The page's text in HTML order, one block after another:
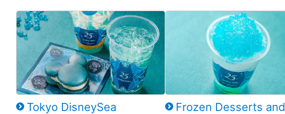
Tokyo DisneySea
Frozen Desserts and